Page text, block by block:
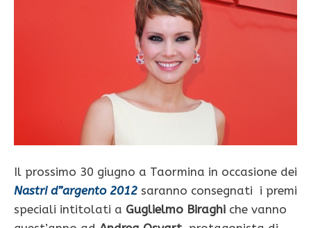
Il prossimo 30 giugno a Taormina in occasione dei
Nastri d”argento 2012 saranno consegnati i premi
speciali intitolati a Guglielmo Biraghi che vanno